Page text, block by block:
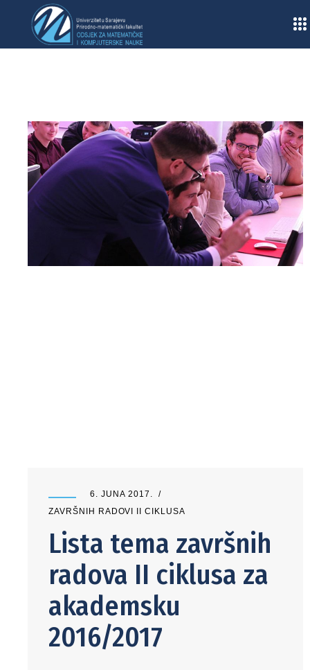
6. JUNA 2017.
ZAVRŠNIH RADOVI II CIKLUSA
Lista tema završnih
radova II ciklusa za
akademsku
2016/2017